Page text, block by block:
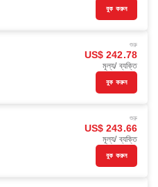
বুক করুন
শুরু
US$ 242.78
মূল্য/ ব্যক্তি
বুক করুন
শুরু
US$ 243.66
মূল্য/ ব্যক্তি
বুক করুন